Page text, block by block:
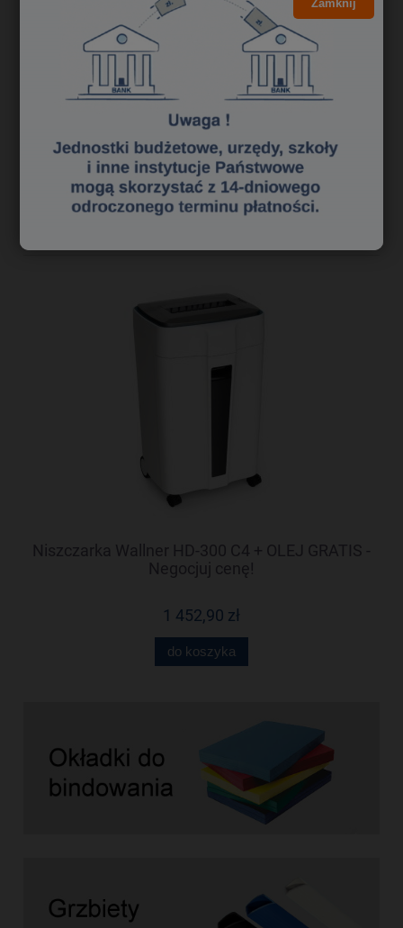
12,19 zł
do koszyka
« 1 2 3 »
Niszczarka Wallner HD-300 C4 + OLEJ GRATIS -
Negocjuj cenę!
1 452,90 zł
do koszyka
Zamknij